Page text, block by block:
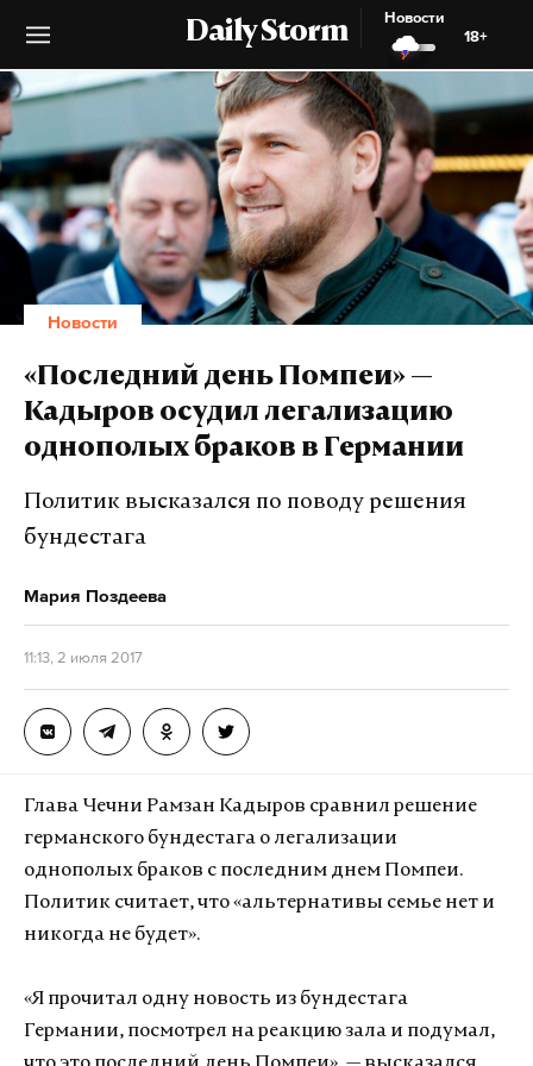
Daily Storm
Новости
18+
Новости
«Последний день Помпеи» —
Кадыров осудил легализацию
однополых браков в Германии
Политик высказался по поводу решения
бундестага
Мария Поздеева
11:13, 2 июля 2017
Глава Чечни Рамзан Кадыров сравнил решение
германского бундестага о легализации
однополых браков с последним днем Помпеи.
Политик считает, что «альтернативы семье нет и
никогда не будет».
«Я прочитал одну новость из бундестага
Германии, посмотрел на реакцию зала и подумал,